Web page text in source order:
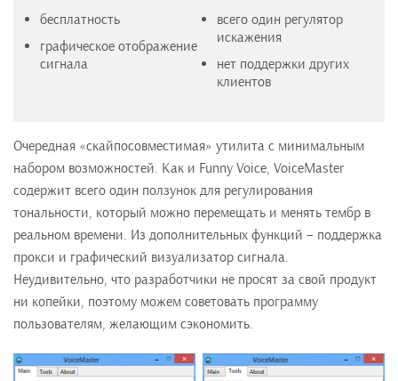
бесплатность
графическое отображение
сигнала
всего один регулятор
искажения
нет поддержки других
клиентов
Очередная «скайпосовместимая» утилита с минимальным
набором возможностей. Как и Funny Voice, VoiceMaster
содержит всего один ползунок для регулирования
тональности, который можно перемещать и менять тембр в
реальном времени. Из дополнительных функций – поддержка
прокси и графический визуализатор сигнала.
Неудивительно, что разработчики не просят за свой продукт
ни копейки, поэтому можем советовать программу
пользователям, желающим сэкономить.